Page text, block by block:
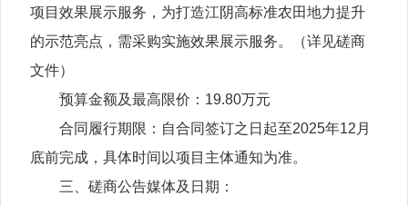
项目效果展示服务，为打造江阴高标准农田地力提升
的示范亮点，需采购实施效果展示服务。（详见磋商
文件）
预算金额及最高限价：19.80万元
合同履行期限：自合同签订之日起至2025年12月
底前完成，具体时间以项目主体通知为准。
三、磋商公告媒体及日期：